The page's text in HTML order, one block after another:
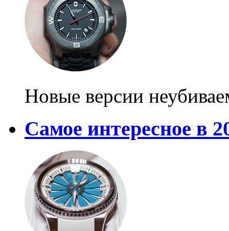
Новые версии
Самое интересное в